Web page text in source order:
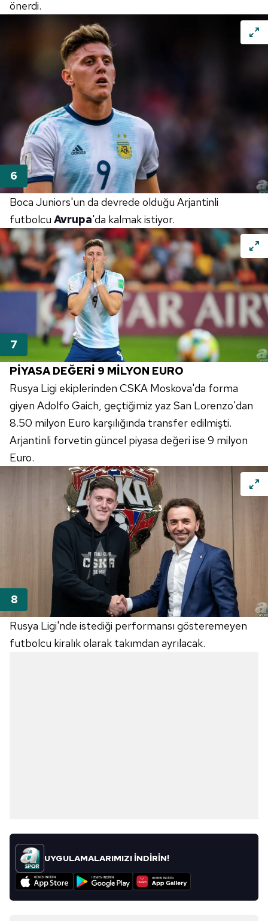
vasıtasıyla belirleyebilirsiniz. Çerezlere ilişkin detaylı bilgi
için Ayarlar butonuna tıklayabilir,
ziyaret edebilirsiniz.
6698 sayılı Kişisel Verilerin Korunması Kanunu uyarınca
hazırlanmış Aydınlatma Metnimizi okumak ve sitemizde
ilgili mevzuata uygun olarak kullanılan çerezlerle ilgili bilgi
almak için lütfentıklayınız.
önerdi.
Boca Juniors'un da devrede olduğu Arjantinli
futbolcu Avrupa'da kalmak istiyor.
PİYASA DEĞERİ 9 MİLYON EURO
Rusya Ligi ekiplerinden CSKA Moskova'da forma
giyen Adolfo Gaich, geçtiğimiz yaz San Lorenzo'dan
8.50 milyon Euro karşılığında transfer edilmişti.
Arjantinli forvetin güncel piyasa değeri ise 9 milyon
Euro.
Rusya Ligi'nde istediği performansı gösteremeyen
futbolcu kiralık olarak takımdan ayrılacak.
UYGULAMALARIMIZI İNDİRİN!